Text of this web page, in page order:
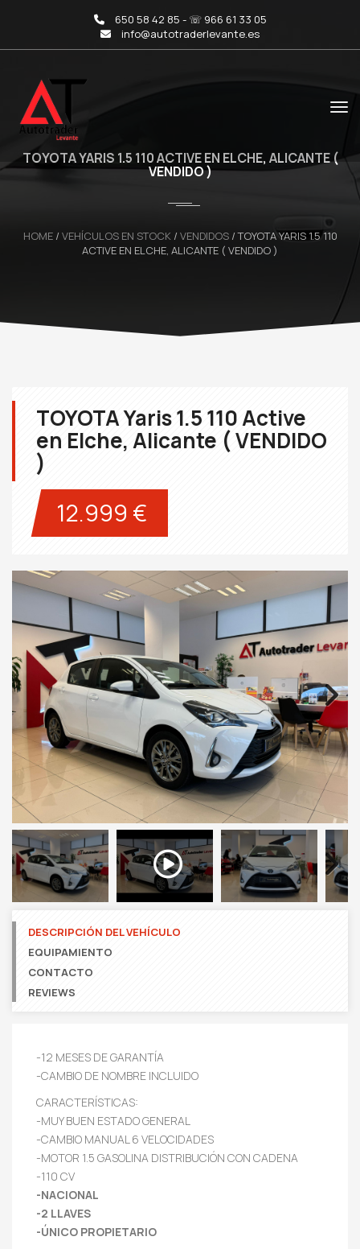
650 58 42 85 - ☏ 966 61 33 05
info@autotraderlevante.es
TOYOTA YARIS 1.5 110 ACTIVE EN ELCHE, ALICANTE (
VENDIDO )
HOME/ VEHÍCULOS EN STOCK/ VENDIDOS/TOYOTA YARIS 1.5 110
ACTIVE EN ELCHE, ALICANTE ( VENDIDO )
TOYOTA Yaris 1.5 110 Active
en Elche, Alicante ( VENDIDO
)
12.999 €
Next
Next
DESCRIPCIÓN DEL VEHÍCULO
EQUIPAMIENTO
CONTACTO
REVIEWS
-12 MESES DE GARANTÍA
-CAMBIO DE NOMBRE INCLUIDO
CARACTERÍSTICAS:
-MUY BUEN ESTADO GENERAL
-CAMBIO MANUAL 6 VELOCIDADES
-MOTOR 1.5 GASOLINA DISTRIBUCIÓN CON CADENA
-110 CV
-NACIONAL
-2 LLAVES
-ÚNICO PROPIETARIO